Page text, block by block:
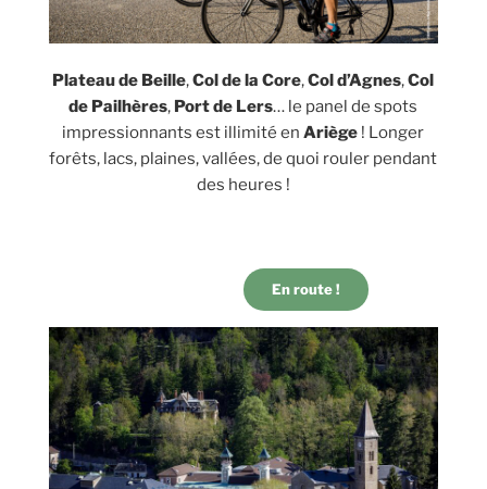
Plateau de Beille,Col de la Core,Col d’Agnes,Col
de Pailhères, Port de Lers… le panel de spots
impressionnants est illimité en Ariège ! Longer
forêts, lacs, plaines, vallées, de quoi rouler pendant
des heures !
En route !